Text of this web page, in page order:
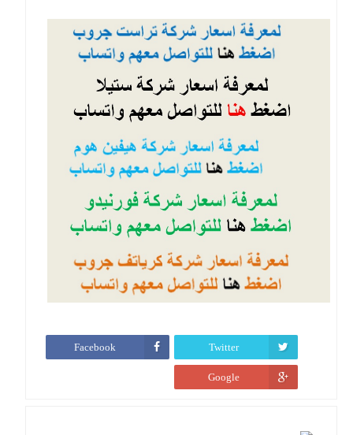
Twitter
Facebook
Google